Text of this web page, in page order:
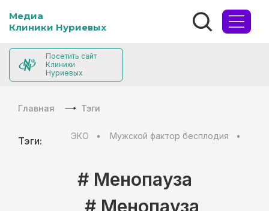
Медиа
Клиники Нуриевых
Посетить сайт
Клиники
Нуриевых
Главная Тэги
Тэги: ЭКО Мужской фактор бесплодия
# Менопауза
# Менопауза